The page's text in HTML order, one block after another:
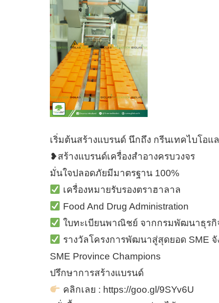
เริ่มต้นสร้างแบรนด์ นึกถึง กรีนเทคไบโอแ
❥สร้างแบรนด์เครื่องสำอางครบวงจร
มั่นใจปลอดภัยมีมาตรฐาน 100%
เครื่องหมายรับรองตราฮาลาล
Food And Drug Administration
ใบทะเบียนพาณิชย์ จากกรมพัฒนาธุรกิ
รางวัลโครงการพัฒนาสู่สุดยอด SME จั
SME Province Champions
ปรึกษาการสร้างแบรนด์
คลิกเลย : https://goo.gl/9SYv6U